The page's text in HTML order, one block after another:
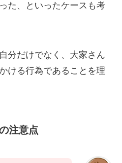
た、といったケースも考
分だけでなく、大家さん
ける行為であることを理
注意点